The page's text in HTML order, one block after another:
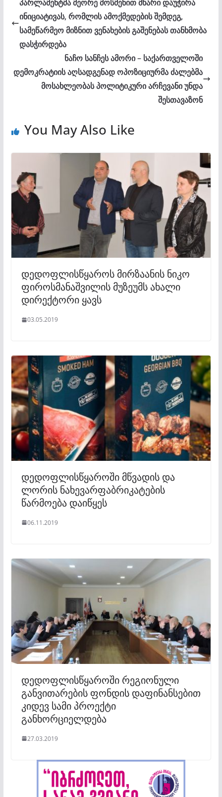
პარლამენტმა მეორე მოსმენით მხარი დაუჭირა
ინიციატივას, რომლის ამოქმედების შემდეგ,
სამეწარმეო მიზნით ვენახების გაშენებას თანხმობა
დასჭირდება
ნაჩო სანჩეს ამორი – საქართველოში
დემოკრატიის აღსადგენად ოპოზიციურმა ძალებმა
მოსახლეობას პოლიტიკური არჩევანი უნდა
შესთავაზონ
You May Also Like
დედოფლისწყაროს მირზაანის ნიკო
ფიროსმანაშვილის მუზეუმს ახალი
დირექტორი ყავს
03.05.2019
დედოფლისწყაროში მწვადის და
ლორის ნახევარფაბრიკატების
წარმოება დაიწყეს
06.11.2019
დედოფლისწყაროში რეგიონული
განვითარების ფონდის დაფინანსებით
კიდევ სამი პროექტი
განხორციელდება
27.03.2019